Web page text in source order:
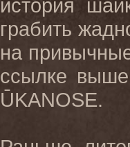
история
грабить
на
ссылке выше
ŪKANOSE.